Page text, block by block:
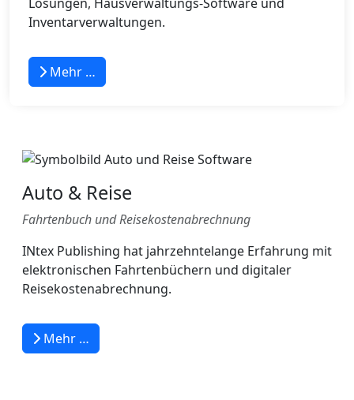
Inventarverwaltungen.
Mehr …
Auto & Reise
Fahrtenbuch und Reisekostenabrechnung
INtex Publishing hat jahrzehntelange Erfahrung mit
elektronischen Fahrtenbüchern und digitaler
Reisekostenabrechnung.
Mehr …